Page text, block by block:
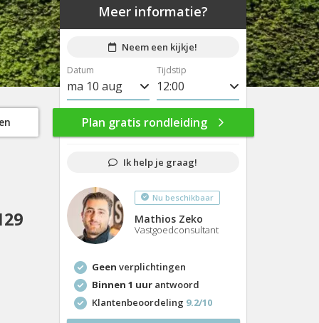
Meer informatie?
Neem een kijkje!
Datum
ma 10 aug
di 11 aug
wo 12 aug
do 13 aug
vr 14 aug
ma 17 aug
wo 19 aug
do 20 aug
Tijdstip
8:00
8:30
9:00
9:30
10:00
10:30
11:30
Plan gratis rondleiding
Ik help je graag!
Nu beschikbaar
Mathios Zeko
Vastgoedconsultant
Geen verplichtingen
Binnen 1 uurantwoord
Klantenbeoordeling 9.2/10